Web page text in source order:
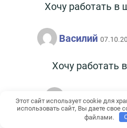
Хочу работать в
Василий
Хочу работать
Анатолий
Хочу найти
Этот сайт использует cookie для
использовать сайт, Вы даете свое
файлами.